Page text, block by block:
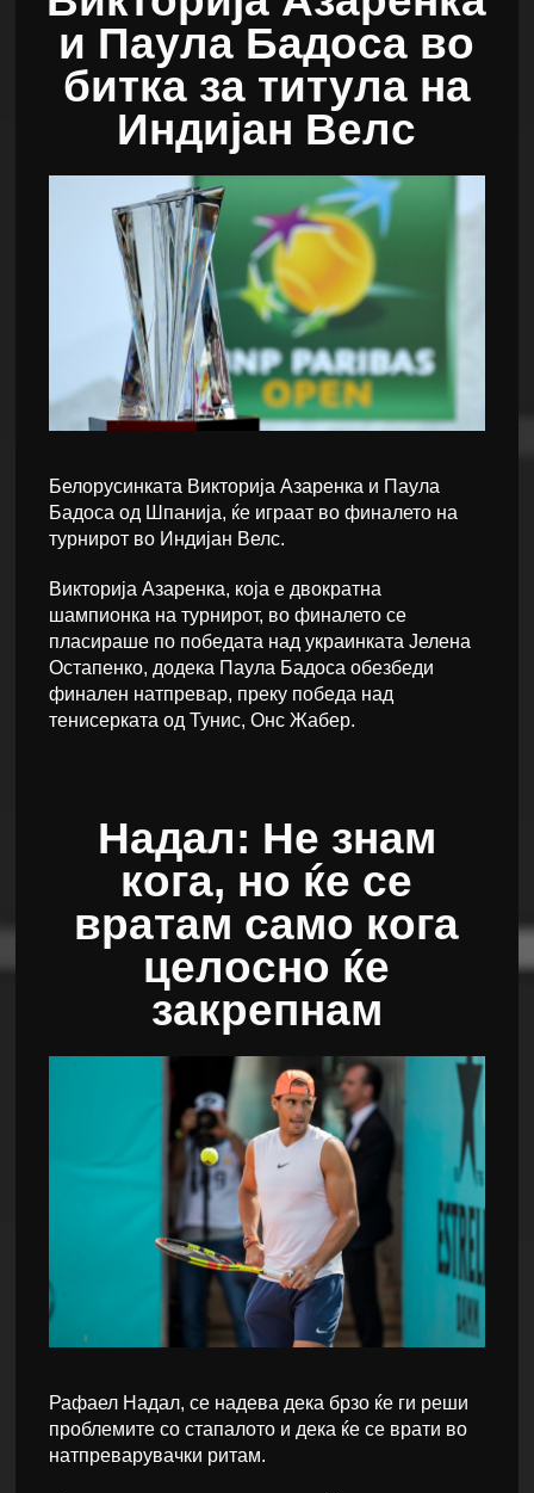
и Паула Бадоса во
битка за титула на
Индијан Велс
Белорусинката Викторија Азаренка и Паула
Бадоса од Шпанија, ќе играат во финалето на
турнирот во Индијан Велс.
Викторија Азаренка, која е двократна
шампионка на турнирот, во финалето се
пласираше по победата над украинката Јелена
Остапенко, додека Паула Бадоса обезбеди
финален натпревар, преку победа над
тенисерката од Тунис, Онс Жабер.
Надал: Не знам
кога, но ќе се
вратам само кога
целосно ќе
закрепнам
Рафаел Надал, се надева дека брзо ќе ги реши
проблемите со стапалото и дека ќе се врати во
натпреварувачки ритам.